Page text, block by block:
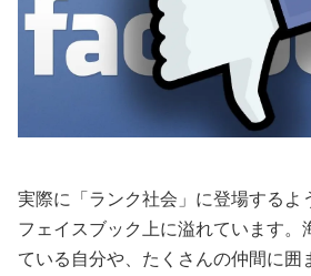
実際に「ランク社会」に登場するよ
フェイスブック上に溢れています。
ている自分や、たくさんの仲間に囲